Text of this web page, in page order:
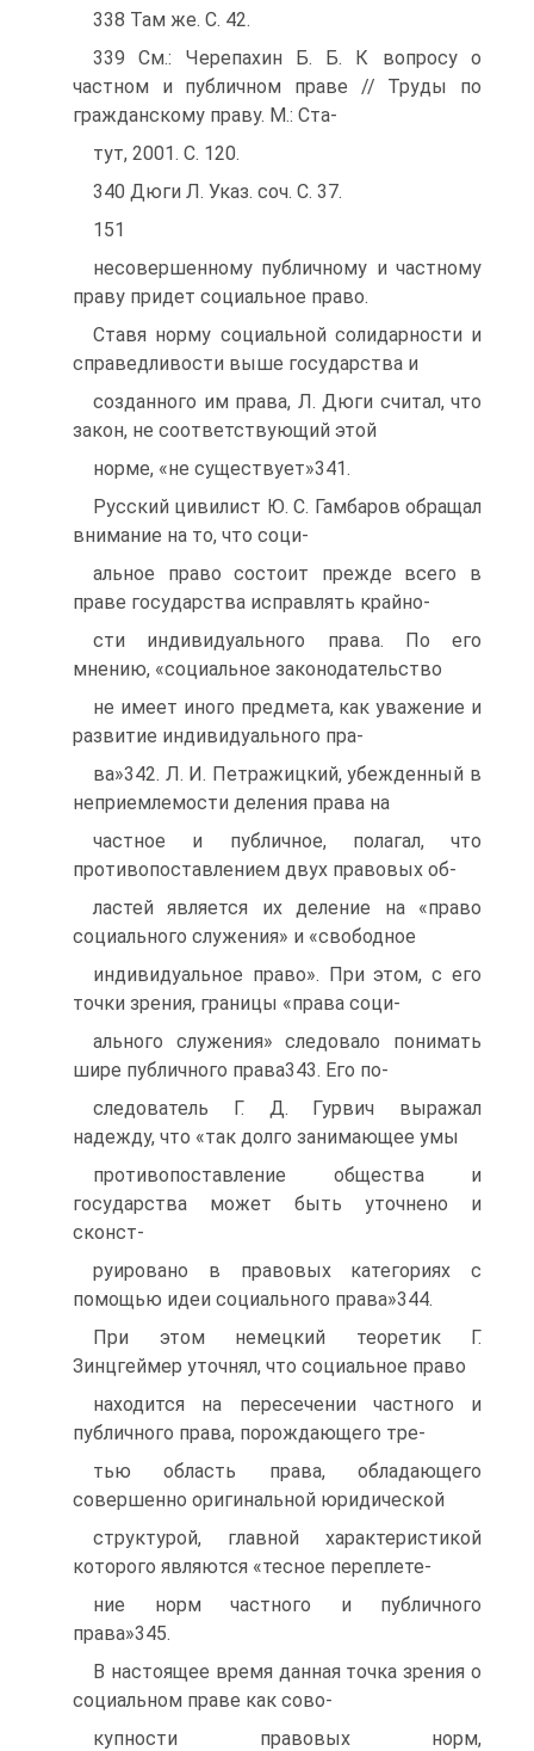
338 Там же. С. 42.
339 См.: Черепахин Б. Б. К вопросу о
частном и публичном праве // Труды по
гражданскому праву. М.: Ста-
тут, 2001. С. 120.
340 Дюги Л. Указ. соч. С. 37.
151
несовершенному публичному и частному
праву придет социальное право.
Ставя норму социальной солидарности и
справедливости выше государства и
созданного им права, Л. Дюги считал, что
закон, не соответствующий этой
норме, «не существует»341.
Русский цивилист Ю. С. Гамбаров обращал
внимание на то, что соци-
альное право состоит прежде всего в
праве государства исправлять крайно-
сти индивидуального права. По его
мнению, «социальное законодательство
не имеет иного предмета, как уважение и
развитие индивидуального пра-
ва»342. Л. И. Петражицкий, убежденный в
неприемлемости деления права на
частное и публичное, полагал, что
противопоставлением двух правовых об-
ластей является их деление на «право
социального служения» и «свободное
индивидуальное право». При этом, с его
точки зрения, границы «права соци-
ального служения» следовало понимать
шире публичного права343. Его по-
следователь Г. Д. Гурвич выражал
надежду, что «так долго занимающее умы
противопоставление общества и
государства может быть уточнено и
сконст-
руировано в правовых категориях с
помощью идеи социального права»344.
При этом немецкий теоретик Г.
Зинцгеймер уточнял, что социальное право
находится на пересечении частного и
публичного права, порождающего тре-
тью область права, обладающего
совершенно оригинальной юридической
структурой, главной характеристикой
которого являются «тесное переплете-
ние норм частного и публичного
права»345.
В настоящее время данная точка зрения о
социальном праве как сово-
купности правовых норм,